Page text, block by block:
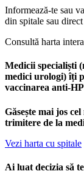
Informează-te sau
din spitale sau
Consultă harta
Medicii specialiști
medici urologi) îți
vaccinarea anti-
Găsește mai jos
trimitere de la
Vezi harta cu spitale
Ai luat decizia să